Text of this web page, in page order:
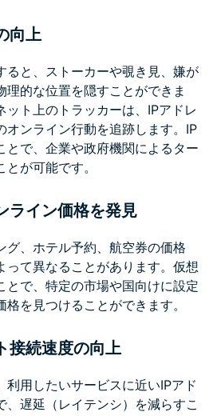
向上
ると、ストーカーや覗き見、嫌が
理的な位置を隠すことができま
ット上のトラッカーは、IPアドレ
オンライン行動を追跡します。IP
とで、企業や政府機関によるター
が可能です。
ライン価格を発見
グ、ホテル予約、航空券の価格
って異なることがあります。仮想
とで、特定の市場や国向けに設定
を見つけることができます。
接続速度の向上
利用したいサービスに近いIPアド
、遅延（レイテンシ）を減らすこ